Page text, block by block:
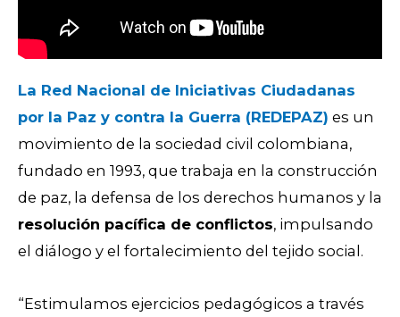
La Red Nacional de Iniciativas Ciudadanas
por la Paz y contra la Guerra (REDEPAZ) es un
movimiento de la sociedad civil colombiana,
fundado en 1993, que trabaja en la construcción
de paz, la defensa de los derechos humanos y la
resolución pacífica de conflictos, impulsando
el diálogo y el fortalecimiento del tejido social.
“Estimulamos ejercicios pedagógicos a través